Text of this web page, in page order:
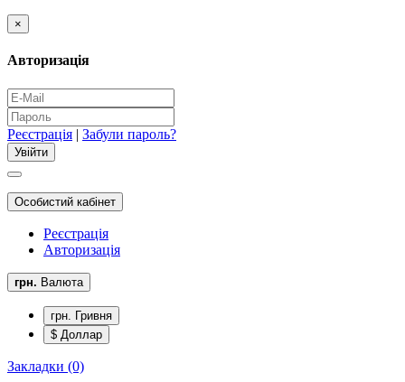
×
Авторизація
Реєстрація | Забули пароль?
Особистий кабінет
Реєстрація
Авторизація
грн. Валюта
грн. Гривня
$ Доллар
Закладки (0)